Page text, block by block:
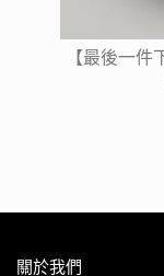
【最後一
關於我們